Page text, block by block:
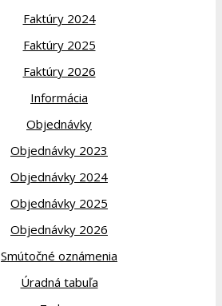
Faktúry 2024
Faktúry 2025
Faktúry 2026
Informácia
Objednávky
Objednávky 2023
Objednávky 2024
Objednávky 2025
Objednávky 2026
Smútočné oznámenia
Úradná tabuľa